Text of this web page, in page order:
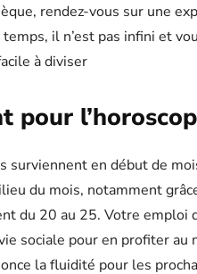
rendez-vous sur une
il n’est pas infini et
à diviser
pour
surviennent en début de
du mois, notamment
du 20 au 25. Votre emploi
sociale pour en profiter au
la fluidité pour les